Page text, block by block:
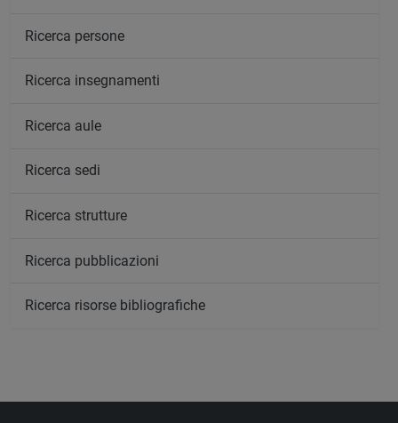
Ricerca persone
Ricerca insegnamenti
Ricerca aule
Ricerca sedi
Ricerca strutture
Ricerca pubblicazioni
Ricerca risorse bibliografiche